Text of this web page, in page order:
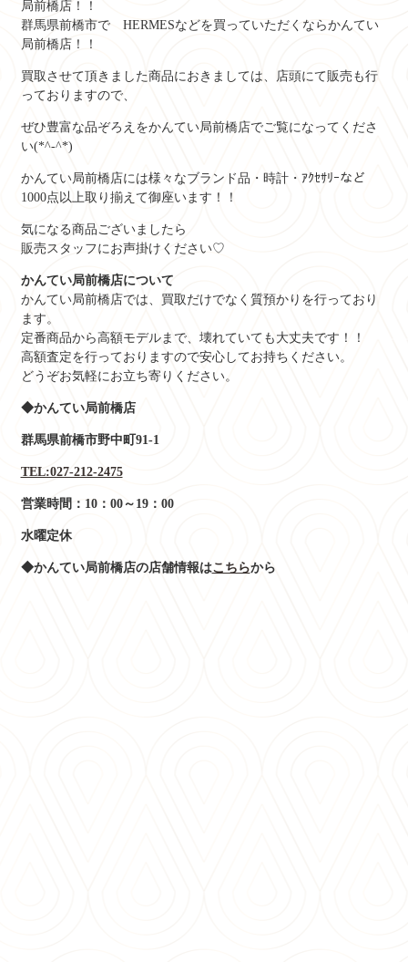
局前橋店！！
群馬県前橋市で HERMESなどを買っていただくならかんてい
局前橋店！！
買取させて頂きました商品におきましては、店頭にて販売も行
っておりますので、
ぜひ豊富な品ぞろえをかんてい局前橋店でご覧になってくださ
い(*^-^*)
かんてい局前橋店には様々なブランド品・時計・ｱｸｾｻﾘｰなど
1000点以上取り揃えて御座います！！
気になる商品ございましたら
販売スタッフにお声掛けください♡
かんてい局前橋店について
かんてい局前橋店では、買取だけでなく質預かりを行っており
ます。
定番商品から高額モデルまで、壊れていても大丈夫です！！
高額査定を行っておりますので安心してお持ちください。
どうぞお気軽にお立ち寄りください。
◆かんてい局前橋店
群馬県前橋市野中町91-1
TEL:027-212-2475
営業時間：10：00～19：00
水曜定休
◆かんてい局前橋店の店舗情報はこちらから